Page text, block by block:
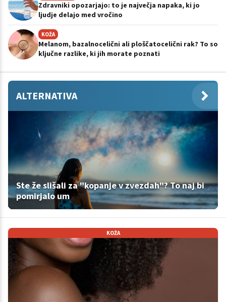
Zdravniki opozarjajo: to je največja napaka, ki jo
ljudje delajo med vročino
KOŽA
Melanom, bazalnocelični ali ploščatocelični rak? To so
ključne razlike, ki jih morate poznati
ALTERNATIVA
Ste že slišali za "kopanje v zvezdah"? To naj bi
pomirjalo um
KOŽA